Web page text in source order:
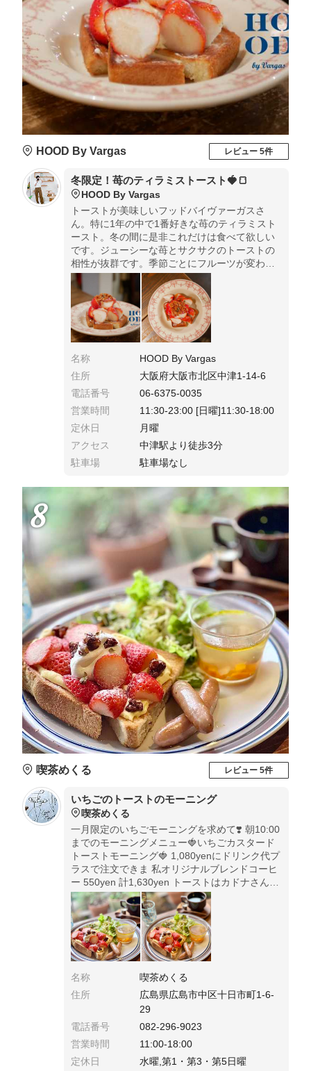
HOOD By Vargas レビュー 5件
冬限定！苺のティラミストースト🍓🍞
HOOD By Vargas
トーストが美味しいフッドバイヴァーガスさ
ん。特に1年の中で1番好きな苺のティラミスト
ースト。冬の間に是非これだけは食べて欲しい
です。ジューシーな苺とサクサクのトーストの
相性が抜群です。季節ごとにフルーツが変わる
ので定期的に通うのがおすすめ。
名称
HOOD By Vargas
住所
大阪府大阪市北区中津1-14-6
電話番号
06-6375-0035
営業時間
11:30-23:00 [日曜]11:30-18:00
定休日
月曜
アクセス
中津駅より徒歩3分
駐車場
駐車場なし
8
喫茶めくる レビュー 5件
いちごのトーストのモーニング
喫茶めくる
一月限定のいちごモーニングを求めて❣️ 朝10:00
までのモーニングメニュー🍓いちごカスタード
トーストモーニング🍓 1,080yenにドリンク代プ
ラスで注文できま 私オリジナルブレンドコーヒ
ー 550yen 計1,630yen トーストはカドナさんの
🍞食パン ザクっと軽くていい音！
名称
喫茶めくる
住所
広島県広島市中区十日市町1-6-
29
電話番号
082-296-9023
営業時間
11:00-18:00
定休日
水曜,第1・第3・第5日曜